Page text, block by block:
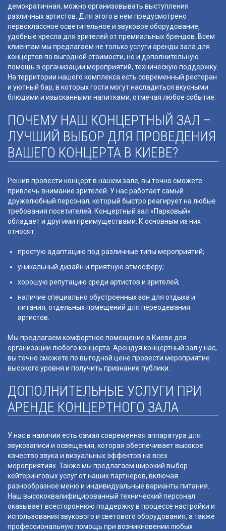
демократичная, можно организовывать выступления
различных артистов. Для этого в нем предусмотрено
первоклассное осветительное и звуковое оборудование,
удобные кресла для зрителей от премиальных брендов. Всем
клиентам мы предлагаем не только услуги аренды зала для
концертов по выгодной стоимости, но и дополнительную
помощь в организации мероприятий, техническую поддержку.
На территории нашего комплекса есть современный ресторан
и уютный бар, в которых гости могут насладиться вкусными
блюдами и изысканными напитками, отмечая любое событие.
ПОЧЕМУ НАШ КОНЦЕРТНЫЙ ЗАЛ –
ЛУЧШИЙ ВЫБОР ДЛЯ ПРОВЕДЕНИЯ
ВАШЕГО КОНЦЕРТА В КИЕВЕ?
Решив провести концерт в нашем зале, вы точно сможете
привлечь внимание зрителей. У нас работает самый
дружелюбный персонал, который быстро реагирует на любые
требования посетителей. Концертный зал «Парковый»
обладает и другими преимуществами. К основным из них
относят:
простую адаптацию под различные типы мероприятий;
уникальный дизайн и приятную атмосферу;
хорошую репутацию среди артистов и зрителей;
наличие специально обустроенных зон для отдыха и
питания, отдельных помещений для переодевания
артистов.
Мы предлагаем комфортное помещение в Киеве для
организации любого концерта. Арендуя концертный зал у нас,
вы точно сможете по выгодной цене провести мероприятие
высокого уровня и получить признание публики.
ДОПОЛНИТЕЛЬНЫЕ УСЛУГИ ПРИ
АРЕНДЕ КОНЦЕРТНОГО ЗАЛА
У нас в наличии есть самая современная аппаратура для
звукозаписи и освещения, которая обеспечивает высокое
качество звука и визуальных эффектов на всех
мероприятиях. Также мы предлагаем широкий выбор
кейтеринговых услуг от наших партнеров, включая
разнообразное меню и индивидуальные варианты питания.
Наш высококвалифицированный технический персонал
оказывает всестороннюю поддержку в процессе настройки и
использования звукового и светового оборудования, а также
профессиональную помощь при возникновении любых